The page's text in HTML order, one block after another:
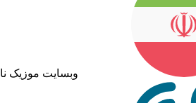
وبسایت موزیک